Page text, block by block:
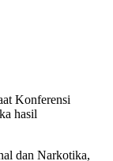
Konferensi
hasil
dan Narkotika,